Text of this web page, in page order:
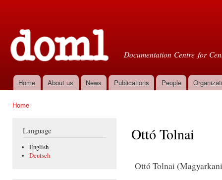
Documentation Centre for
Main menu
Home About us News Publications People
Home
Language
English
Deutsch
Ottó Tolnai
Ottó Tolnai